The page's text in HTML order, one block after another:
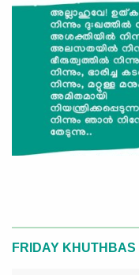
FRIDAY KHUTHBAS